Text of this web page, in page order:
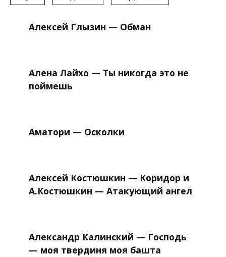
Алексей Глызин — Обман
Алена Лайхо — Ты никогда это не
поймешь
Аматори — Осколки
Алексей Костюшкин — Коридор и
А.Костюшкин — Атакующий ангел
Александр Калинский — Господь
— моя твердиня моя башта